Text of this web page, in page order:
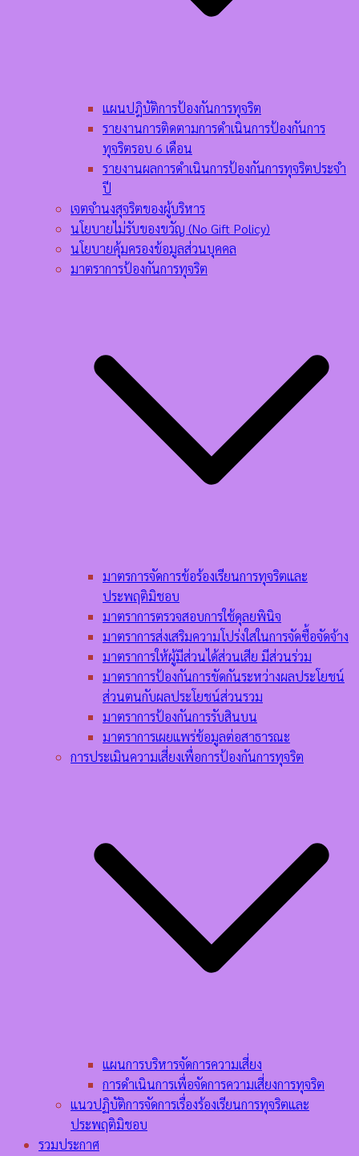
แผนปฎิบัติการป้องกันการทุจริต
รายงานการติดตามการดำเนินการป้องกันการ
ทุจริตรอบ 6 เดือน
รายงานผลการดำเนินการป้องกันการทุจริตประจำ
ปี
เจตจำนงสุจริตของผู้บริหาร
นโยบายไม่รับของขวัญ (No Gift Policy)
นโยบายคุ้มครองข้อมูลส่วนบุคคล
มาตราการป้องกันการทุจริต
มาตรการจัดการข้อร้องเรียนการทุจริตและ
ประพฤติมิชอบ
มาตราการตรวจสอบการใช้ดุลยพินิจ
มาตราการส่งเสริมความโปร่งใสในการจัดซื้อจัดจ้าง
มาตราการให้ผู้มีส่วนได้ส่วนเสีย มีส่วนร่วม
มาตราการป้องกันการขัดกันระหว่างผลประโยชน์
ส่วนตนกับผลประโยชน์ส่วนรวม
มาตราการป้องกันการรับสินบน
มาตราการเผยแพร่ข้อมูลต่อสาธารณะ
การประเมินความเสี่ยงเพื่อการป้องกันการทุจริต
แผนการบริหารจัดการความเสี่ยง
การดำเนินการเพื่อจัดการความเสี่ยงการทุจริต
แนวปฏิบัติการจัดการเรื่องร้องเรียนการทุจริตและ
ประพฤติมิชอบ
รวมประกาศ